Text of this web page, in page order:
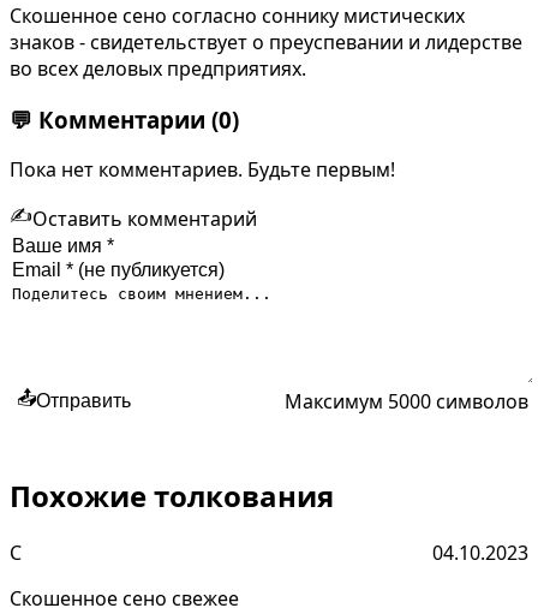
Скошенное сено согласно соннику мистических
знаков - свидетельствует о преуспевании и лидерстве
во всех деловых предприятиях.
💬 Комментарии (0)
Пока нет комментариев. Будьте первым!
✍️Оставить комментарий
📤Отправить Максимум 5000 символов
Похожие толкования
С
04.10.2023
Скошенное сено свежее